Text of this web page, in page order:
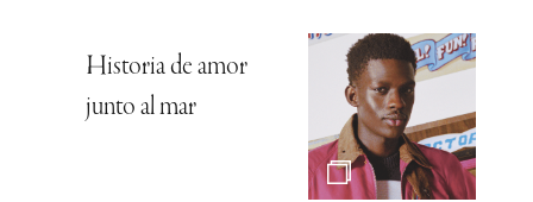
Historia de amor
junto al mar